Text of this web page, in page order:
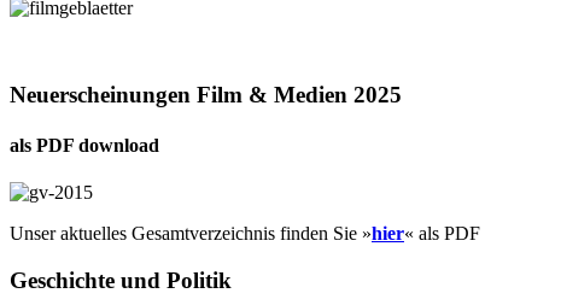
Neuerscheinungen Film & Medien 2025
als PDF download
Unser aktuelles Gesamtverzeichnis finden Sie »hier« als PDF
Geschichte und Politik